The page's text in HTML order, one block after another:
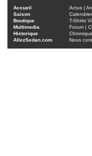
Accueil Actus |
Saison
Calendrier
Boutique
T-Shirts
Multimedia
Forum |
Historique
AllezSedan.com
Nous